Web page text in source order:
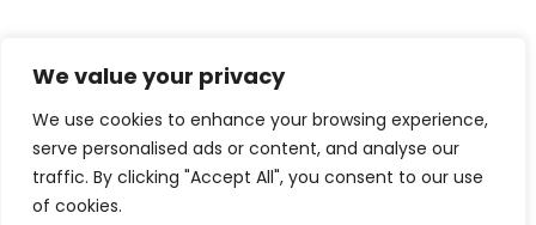
We value your privacy
We use cookies to enhance your browsing experience,
serve personalised ads or content, and analyse our
traffic. By clicking "Accept All", you consent to our use
of cookies.
Kontakt Om oss
Köpvillkor
Retur – Reklamation
GDPR & Cookies